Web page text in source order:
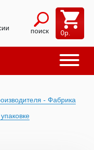
поиск 0р.
- Фабрика